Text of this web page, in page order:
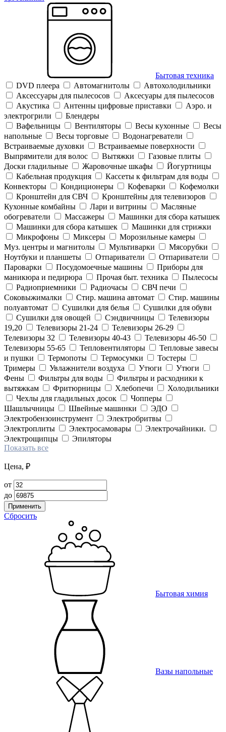
Бытовая техника
DVD плеера
Автомагнитолы
Автохолодильники
Аксессуары для пылесосов
Аксесуары для пылесосов
Акустика
Антенны цифровые приставки
Аэро. и
электрогрили
Блендеры
Вафельницы
Вентиляторы Весы кухонные
Весы
напольные
Весы торговые
Водонагреватели
Встраиваемые духовки
Встраиваемые поверхности
Выпрямители для волос
Вытяжки
Газовые плиты
Доски гладильные
Жаровочные шкафы
Йогуртницы
Кабельная продукция
Кассеты к фильтрам для воды
Конвекторы
Кондиционеры Кофеварки
Кофемолки
Кронштейн для СВЧ
Кронштейны для телевизоров
Кухонные комбайны
Лари и витрины
Масляные
обогреватели
Массажеры
Машинки для сбора катышек
Машинки для сбора катышек
Машинки для стрижки
Микрофоны
Миксеры
Морозильные камеры
Муз. центры и магнитолы
Мультиварки
Мясорубки
Ноутбуки и планшеты
Отпариватели
Отпариватели
Пароварки
Посудомоечные машины
Приборы для
маникюра и педирюра
Прочая быт. техника
Пылесосы
Радиоприемники
Радиочасы
СВЧ печи
Соковыжималки
Стир. машина автомат
Стир. машины
полуавтомат
Сушилки для белья
Сушилки для обуви
Сушилки для овощей
Сэндвичницы
Телевизоры
19,20
Телевизоры 21-24
Телевизоры 26-29
Телевизоры 32
Телевизоры 40-43
Телевизоры 46-50
Телевизоры 55-65
Тепловентиляторы
Тепловые завесы
и пушки
Термопоты Термосумки
Тостеры
Тримеры
Увлажнители воздуха Утюги
Утюги
Фены
Фильтры для воды
Фильтры и расходники к
вытяжкам
Фритюрницы Хлебопечи
Холодильники
Чехлы для гладильных досок
Чопперы
Шашлычницы
Швейные машинки
ЭДО
Электробензоинструмент
Электробритвы
Электроплиты
Электросамовары
Электрочайники.
Электрощипцы
Эпиляторы
Показать все
Цена, ₽
от
до
Применить
Сбросить
Бытовая химия
Вазы напольные